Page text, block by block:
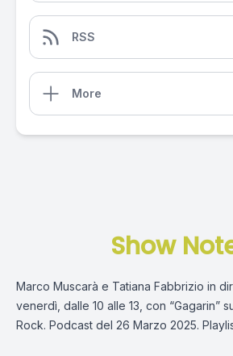
RSS
More
Show
Marco Muscarà e Tatiana Fabbrizio in
venerdì, dalle 10 alle 13, con “Gagarin”
Rock. Podcast del 26 Marzo 2025.